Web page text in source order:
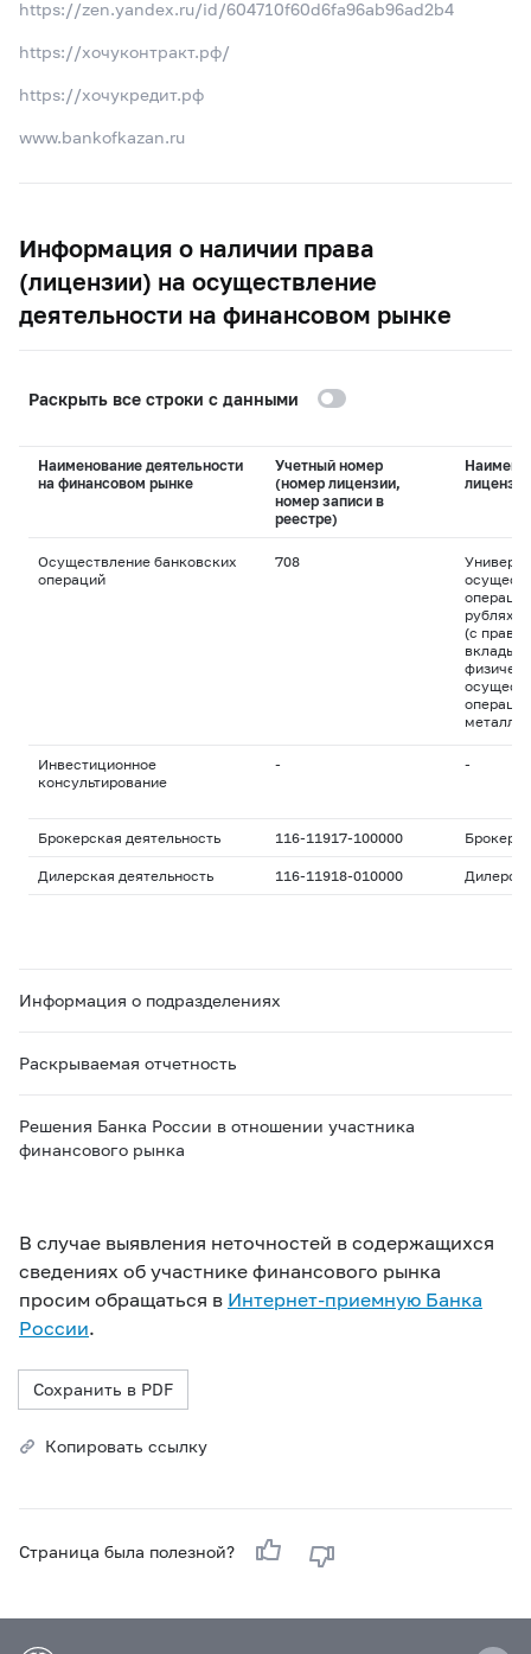
https://zen.yandex.ru/id/604710f60d6fa96ab96ad2b4
https://хочуконтракт.рф/
https://хочукредит.рф
www.bankofkazan.ru
Информация о наличии права
(лицензии) на осуществление
деятельности на финансовом рынке
Раскрыть все строки с данными
Наименование деятельности
на финансовом рынке
Учетный номер
(номер лицензии,
номер записи в
реестре)
лицензии
Осуществление банковских
операций
708
рублях и
(с
вклады
Инвестиционное
консультирование
- -
Брокерская деятельность 116-11917-100000
Дилерская деятельность 116-11918-010000
Информация о подразделениях
Раскрываемая отчетность
Решения Банка России в отношении участника
финансового рынка
В случае выявления неточностей в содержащихся
сведениях об участнике финансового рынка
просим обращаться в Интернет-приемную Банка
России.
Сохранить в PDF
Копировать ссылку
Страница была полезной?